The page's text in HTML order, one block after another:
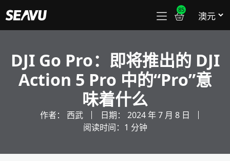
85
DJI Go Pro：即将推出的 DJI
Action 5 Pro 中的“Pro”意
味着什么
作者： 西武 日期： 2024 年 7 月 8 日
阅读时间：1 分钟